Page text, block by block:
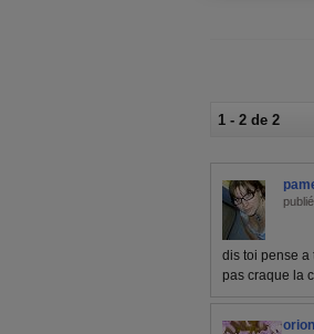
1 - 2 de 2
dis toi pense a
pas craque la